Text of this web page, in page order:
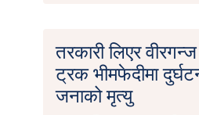
तरकारी लिएर
ट्रक भीमफेदीमा
जनाको मृत्यु